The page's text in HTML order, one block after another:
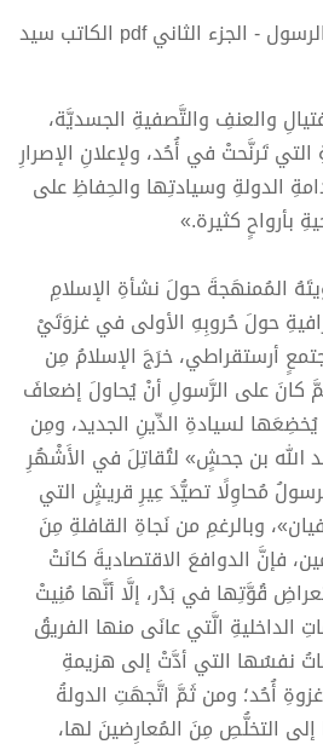
تحميل كتاب حروب دولة الرسول - الجزء الثاني pdf الكاتب سيد
والعنفِ والتَّصفيةِ الجسديَّة،
التي تَرنَّحتْ في أُحُد، ولإعلانِ الإصرارِ
الدولةِ وسيادتِها والحِفاظِ على
بأرواحٍ كثيرة.»
المُمنهَجةَ حولَ نشأةِ الإسلامِ
حولَ حُروبِهِ الأولى في غزوَتَيْ
أرستقراطي، خرَجَ الإسلامُ مِن
كانَ على الرَّسولِ أنْ يُحاولَ إضعافَ
لسيادةِ الدِّينِ الجديد، ومِن
الله بن جحشٍ» لتُقاتِلَ في الأَشْهُرِ
مُحاوِلًا تصيُّدَ عِيرِ قريشٍ التي
وبالرغمِ من نَجاةِ القافلةِ مِنَ
فإنَّ الدوافعَ الاقتصاديةَ كانَتْ
قُوَّتِها في بَدْر، إلَّا أنَّها مُنِيتْ
الداخليةِ الَّتي عانَى منها الفريقُ
نفسُها التي أدَّتْ إلى هزيمةِ
أُحُد؛ ومن ثَمَّ اتَّجهَتِ الدولةُ
إلى التخلُّصِ مِنَ المُعارِضينَ لها،